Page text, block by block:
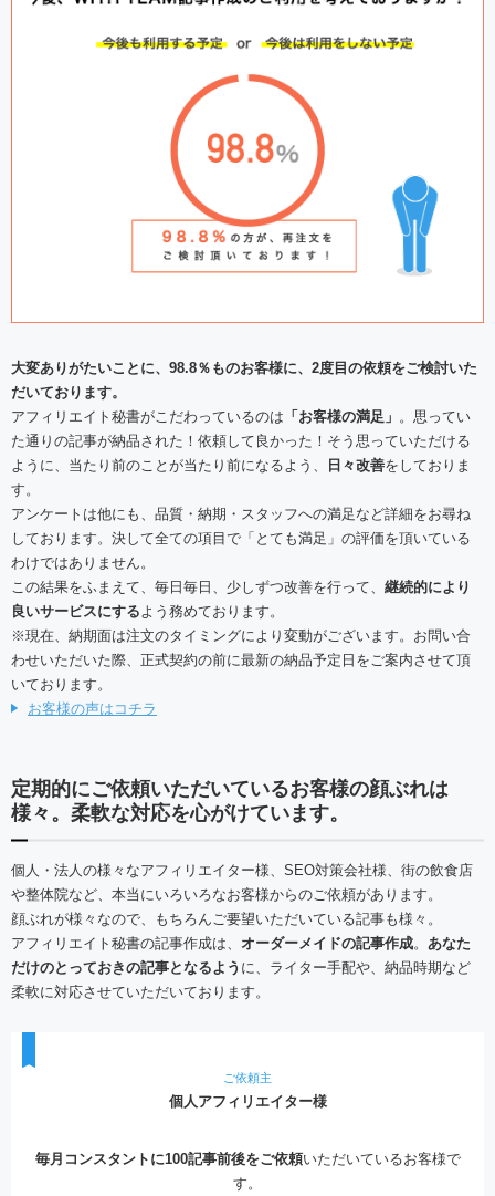
大変ありがたいことに、98.8％ものお客様に、2度目の依頼をご検討いた
だいております。
アフィリエイト秘書がこだわっているのは 「お客様の満足」 。思ってい
た通りの記事が納品された！依頼して良かった！そう思っていただける
ように、当たり前のことが当たり前になるよう、
日々改善をしておりま
す。
アンケートは他にも、品質・納期・スタッフへの満足など詳細をお尋ね
しております。決して全ての項目で「とても満足」の評価を頂いている
わけではありません。
この結果をふまえて、毎日毎日、少しずつ改善を行って、 継続的により
良いサービスにするよう務めております。
※現在、納期面は注文のタイミングにより変動がございます。お問い合
わせいただいた際、正式契約の前に最新の納品予定日をご案内させて頂
いております。
お客様の声はコチラ
定期的にご依頼いただいているお客様の顔ぶれは
様々。柔軟な対応を心がけています。
個人・法人の様々なアフィリエイター様、SEO対策会社様、街の飲食店
や整体院など、本当にいろいろなお客様からのご依頼があります。
顔ぶれが様々なので、もちろんご要望いただいている記事も様々。
アフィリエイト秘書の記事作成は、 オーダーメイドの記事作成。 あなた
だけのとっておきの記事となるよう に、ライター手配や、納品時期など
柔軟に対応させていただいております。
ご依頼主
個人アフィリエイター様
毎月コンスタントに100記事前後をご依頼いただいているお客様で
す。